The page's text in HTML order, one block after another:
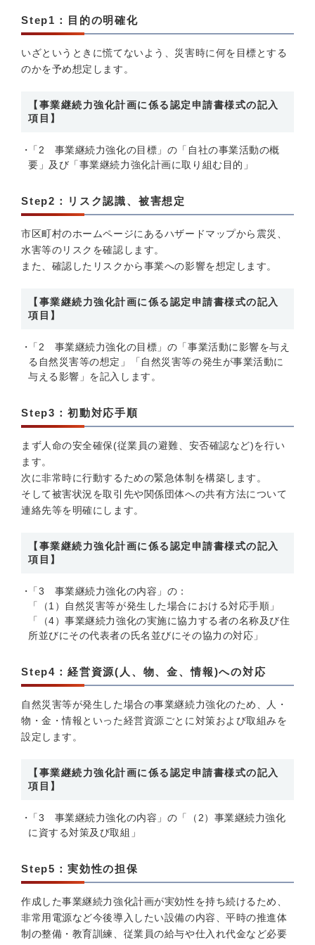
Step1：目的の明確化
いざというときに慌てないよう、災害時に何を目標とする
のかを予め想定します。
【事業継続力強化計画に係る認定申請書様式の記入
項目】
「2 事業継続力強化の目標」の「自社の事業活動の概
要」及び「事業継続力強化計画に取り組む目的」
Step2：リスク認識、被害想定
市区町村のホームページにあるハザードマップから震災、
水害等のリスクを確認します。
また、確認したリスクから事業への影響を想定します。
【事業継続力強化計画に係る認定申請書様式の記入
項目】
「2 事業継続力強化の目標」の「事業活動に影響を与え
る自然災害等の想定」「自然災害等の発生が事業活動に
与える影響」を記入します。
Step3：初動対応手順
まず人命の安全確保(従業員の避難、安否確認など)を行い
ます。
次に非常時に行動するための緊急体制を構築します。
そして被害状況を取引先や関係団体への共有方法について
連絡先等を明確にします。
【事業継続力強化計画に係る認定申請書様式の記入
項目】
「3 事業継続力強化の内容」の：
「（1）自然災害等が発生した場合における対応手順」
「（4）事業継続力強化の実施に協力する者の名称及び住
所並びにその代表者の氏名並びにその協力の対応」
Step4：経営資源(人、物、金、情報)への対応
自然災害等が発生した場合の事業継続力強化のため、人・
物・金・情報といった経営資源ごとに対策および取組みを
設定します。
【事業継続力強化計画に係る認定申請書様式の記入
項目】
「3 事業継続力強化の内容」の「（2）事業継続力強化
に資する対策及び取組」
Step5：実効性の担保
作成した事業継続力強化計画が実効性を持ち続けるため、
非常用電源など今後導入したい設備の内容、平時の推進体
制の整備・教育訓練、従業員の給与や仕入れ代金など必要